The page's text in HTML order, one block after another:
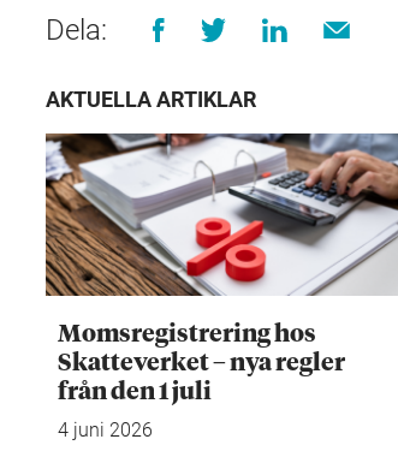
Dela:
AKTUELLA ARTIKLAR
Momsregistrering hos
Skatteverket – nya regler
från den 1 juli
4 juni 2026